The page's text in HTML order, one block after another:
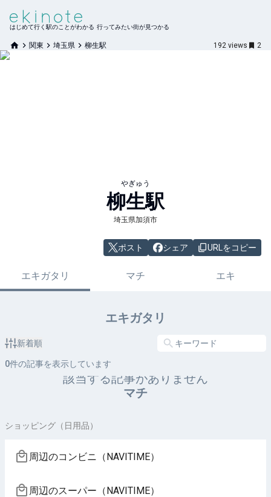
はじめて行く駅のことがわかる 行ってみたい街が見つかる
関東 埼玉県 柳生駅 192 views 2
やぎゅう
柳生駅
埼玉県加須市
ポスト シェア URLをコピー
エキガタリ マチ エキ
エキガタリ
新着順
0件の記事を表示しています
該当する記事がありません
マチ
ショッピング（日用品）
周辺のコンビニ（NAVITIME）
周辺のスーパー（NAVITIME）